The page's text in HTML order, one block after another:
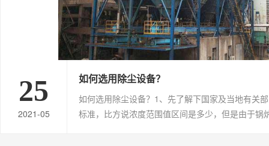
25
2021-05
如何选用除尘设备？
如何选用除尘设备？1、先了解下国家及当地有关
标准，比方说浓度范围值区间是多少，但是由于锅